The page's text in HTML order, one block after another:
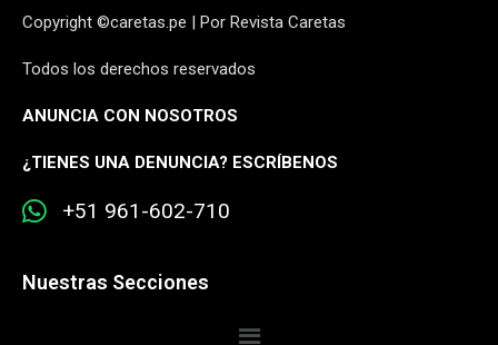
Copyright ©caretas.pe | Por Revista Caretas
Todos los derechos reservados
ANUNCIA CON NOSOTROS
¿TIENES UNA DENUNCIA? ESCRÍBENOS
+51 961-602-710
Nuestras Secciones